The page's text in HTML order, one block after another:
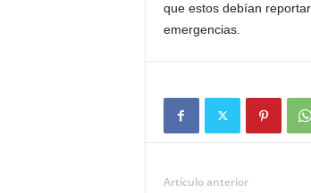
que estos debían
emergencias.
Artículo anterior